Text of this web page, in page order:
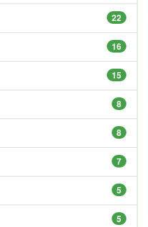
22
16
15
8
8
7
5
5